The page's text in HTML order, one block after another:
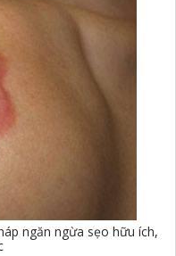
ngăn ngừa sẹo hữu ích,